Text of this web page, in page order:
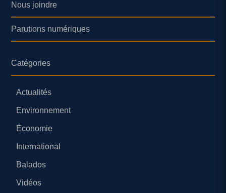
Nous joindre
Parutions numériques
Catégories
Actualités
Environnement
Économie
International
Balados
Vidéos